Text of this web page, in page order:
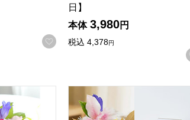
お気に入りに登録する
日】
本体 3,980円
税込 4,378円
タムフラワー」【敬老の日】
Luna 和紙の花「寿」＋長